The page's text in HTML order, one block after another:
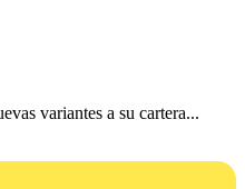
variantes a su cartera...